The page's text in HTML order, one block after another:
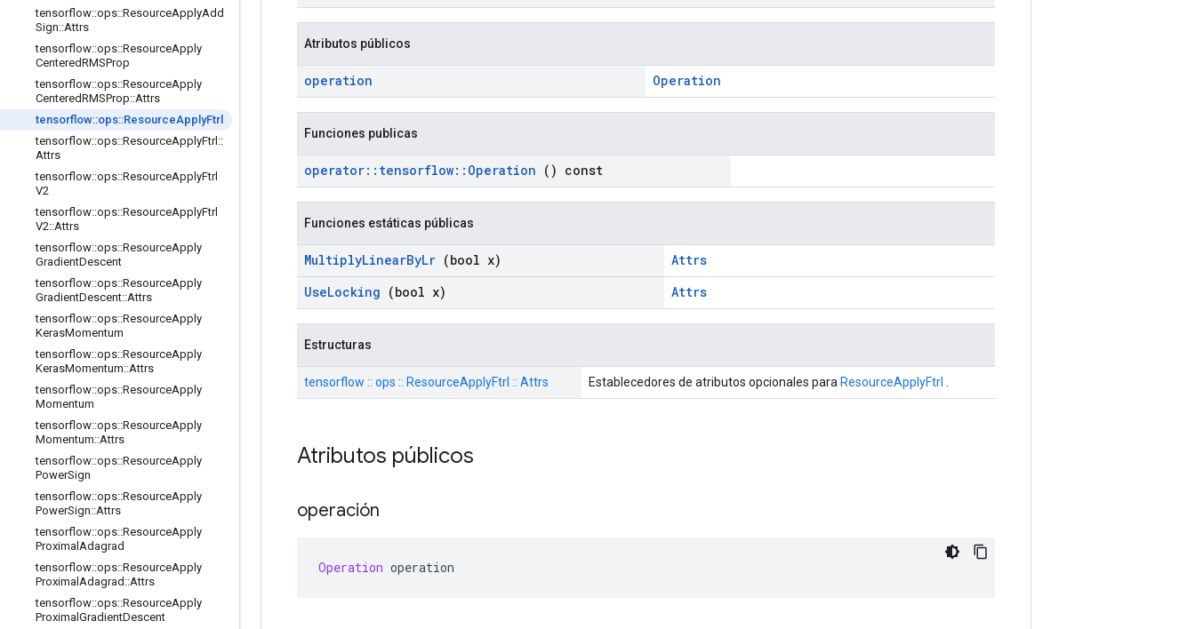
tensorflow::ops::ResourceApplyAdd
Sign::Attrs
tensorflow::ops::ResourceApply
CenteredRMSProp
tensorflow::ops::ResourceApply
CenteredRMSProp::Attrs
tensorflow::ops::ResourceApplyFtrl
tensorflow::ops::ResourceApplyFtrl ::
Attrs
tensorflow::ops::ResourceApplyFtrl
V2
tensorflow::ops::ResourceApplyFtrl
V2::Attrs
tensorflow::ops::ResourceApply
GradientDescent
tensorflow::ops::ResourceApply
GradientDescent::Attrs
tensorflow::ops::ResourceApply
KerasMomentum
tensorflow::ops::ResourceApply
KerasMomentum::Attrs
tensorflow::ops::ResourceApply
Momentum
tensorflow::ops::ResourceApply
Momentum::Attrs
tensorflow::ops::ResourceApply
PowerSign
tensorflow::ops::ResourceApply
PowerSign::Attrs
tensorflow::ops::ResourceApply
Proximal Adagrad
tensorflow::ops::ResourceApply
Proximal Adagrad ::Attrs
tensorflow::ops::ResourceApply
Proximal GradientDescent
Atributos públicos
operation Operation
Funciones publicas
operator:: tensorflow:: Operation () const
Funciones estáticas públicas
MultiplyLinearByLr (bool x)
Attrs
UseLocking (bool x) Attrs
Estructuras
tensorflow :: ops :: ResourceApplyFtrl :: Attrs Establecedores de atributos opcionales para ResourceApplyFtrl
Atributos públicos
operación
Operation operation